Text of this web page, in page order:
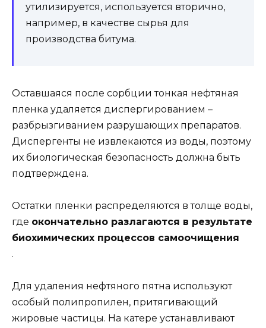
утилизируется, используется вторично,
например, в качестве сырья для
производства битума.
Оставшаяся после сорбции тонкая нефтяная
пленка удаляется диспергированием –
разбрызгиванием разрушающих препаратов.
Диспергенты не извлекаются из воды, поэтому
их биологическая безопасность должна быть
подтверждена.
Остатки пленки распределяются в толще воды,
где окончательно разлагаются в результате
биохимических процессов самоочищения
.
Для удаления нефтяного пятна используют
особый полипропилен, притягивающий
жировые частицы. На катере устанавливают